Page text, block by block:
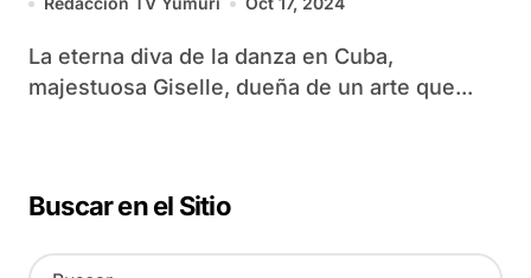
La eterna diva de la danza en Cuba,
majestuosa Giselle, dueña de un arte que...
Buscar en el Sitio
B